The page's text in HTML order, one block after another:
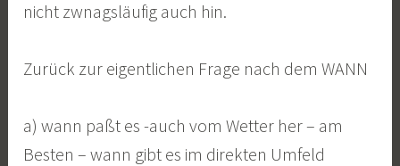
nicht zwnagsläufig auch hin.
Zurück zur eigentlichen Frage nach dem WANN
a) wann paßt es -auch vom Wetter her – am
Besten – wann gibt es im direkten Umfeld